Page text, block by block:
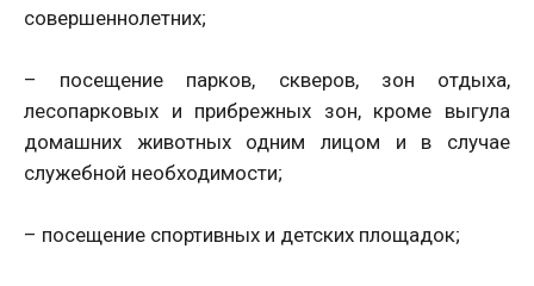
совершеннолетних;
– посещение парков, скверов, зон отдыха,
лесопарковых и прибрежных зон, кроме выгула
домашних животных одним лицом и в случае
служебной необходимости;
– посещение спортивных и детских площадок;